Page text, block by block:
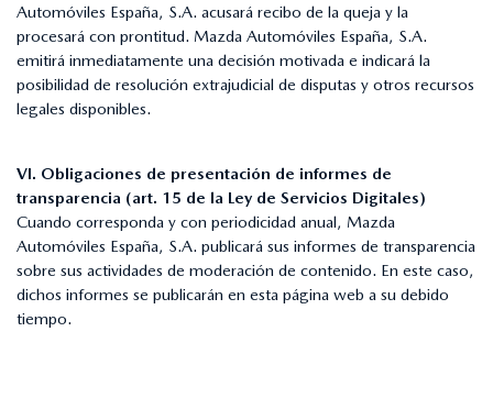
Automóviles España, S.A. acusará recibo de la queja y la
procesará con prontitud. Mazda Automóviles España, S.A.
emitirá inmediatamente una decisión motivada e indicará la
posibilidad de resolución extrajudicial de disputas y otros recursos
legales disponibles.
VI. Obligaciones de presentación de informes de
transparencia (art. 15 de la Ley de Servicios Digitales)
Cuando corresponda y con periodicidad anual, Mazda
Automóviles España, S.A. publicará sus informes de transparencia
sobre sus actividades de moderación de contenido. En este caso,
dichos informes se publicarán en esta página web a su debido
tiempo.